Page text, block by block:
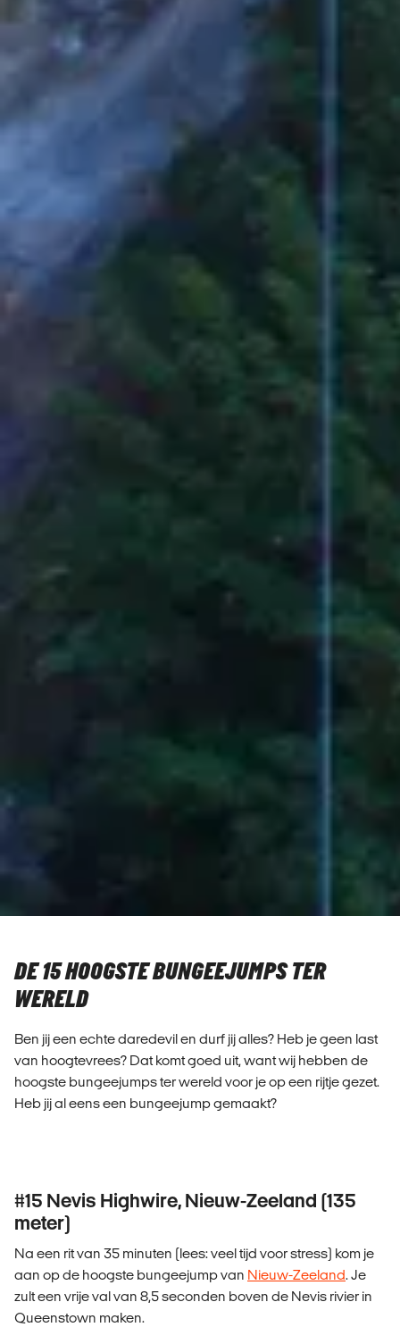
DE 15 HOOGSTE BUNGEEJUMPS TER
WERELD
Ben jij een echte daredevil en durf jij alles? Heb je geen last
van hoogtevrees? Dat komt goed uit, want wij hebben de
hoogste bungeejumps ter wereld voor je op een rijtje gezet.
Heb jij al eens een bungeejump gemaakt?
#15 Nevis Highwire, Nieuw-Zeeland (135
meter)
Na een rit van 35 minuten (lees: veel tijd voor stress) kom je
aan op de hoogste bungeejump van Nieuw-Zeeland. Je
zult een vrije val van 8,5 seconden boven de Nevis rivier in
Queenstown maken.